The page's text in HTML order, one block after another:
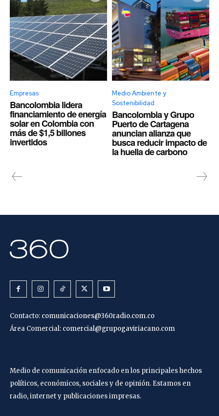
Empresas
Bancolombia lidera
financiamiento de energía
solar en Colombia con
más de $1,5 billones
invertidos
Medio Ambiente y
Sostenibilidad
Bancolombia y Grupo
Puerto de Cartagena
anuncian alianza que
busca reducir impacto de
la huella de carbono
Contacto: comunicaciones@360radio.com.co
Área Comercial: comercial@grupogaviriacano.com
Medio de comunicación enfocado en los principales hechos
políticos, económicos, sociales y de opinión. Estamos en
radio, internet y publicaciones impresas.